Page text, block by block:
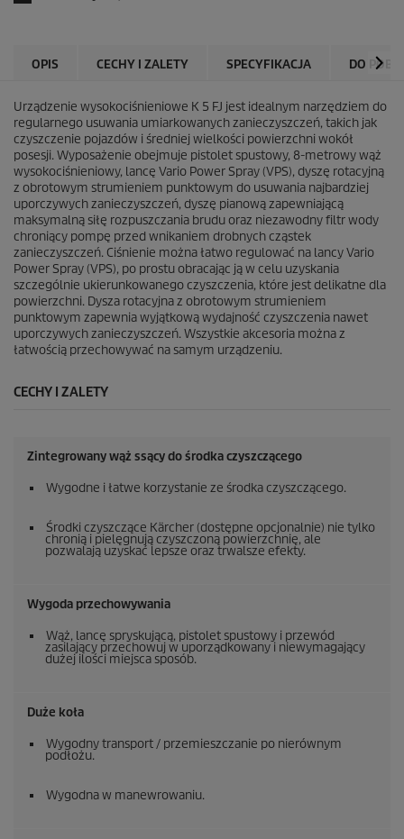
OPIS CECHY I ZALETY SPECYFIKACJA DO
Urządzenie wysokociśnieniowe K 5 FJ jest idealnym narzędziem do
regularnego usuwania umiarkowanych zanieczyszczeń, takich jak
czyszczenie pojazdów i średniej wielkości powierzchni wokół
posesji. Wyposażenie obejmuje pistolet spustowy, 8-metrowy wąż
wysokociśnieniowy, lancę Vario Power Spray (VPS), dyszę rotacyjną
z obrotowym strumieniem punktowym do usuwania najbardziej
uporczywych zanieczyszczeń, dyszę pianową zapewniającą
maksymalną siłę rozpuszczania brudu oraz niezawodny filtr wody
chroniący pompę przed wnikaniem drobnych cząstek
zanieczyszczeń. Ciśnienie można łatwo regulować na lancy Vario
Power Spray (VPS), po prostu obracając ją w celu uzyskania
szczególnie ukierunkowanego czyszczenia, które jest delikatne dla
powierzchni. Dysza rotacyjna z obrotowym strumieniem
punktowym zapewnia wyjątkową wydajność czyszczenia nawet
uporczywych zanieczyszczeń. Wszystkie akcesoria można z
łatwością przechowywać na samym urządzeniu.
CECHY I ZALETY
Zintegrowany wąż ssący do środka czyszczącego
Wygodne i łatwe korzystanie ze środka czyszczącego.
Środki czyszczące Kärcher (dostępne opcjonalnie) nie tylko
chronią i pielęgnują czyszczoną powierzchnię, ale
pozwalają uzyskać lepsze oraz trwalsze efekty.
Wygoda przechowywania
Wąż, lancę spryskującą, pistolet spustowy i przewód
zasilający przechowuj w uporządkowany i niewymagający
dużej ilości miejsca sposób.
Duże koła
Wygodny transport / przemieszczanie po nierównym
podłożu.
Wygodna w manewrowaniu.